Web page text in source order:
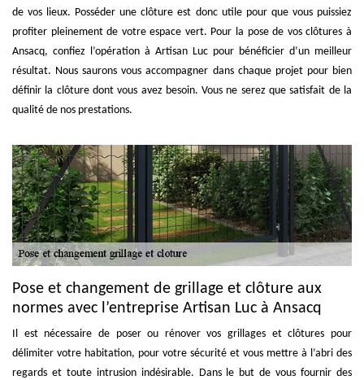
de vos lieux. Posséder une clôture est donc utile pour que vous puissiez
profiter pleinement de votre espace vert. Pour la pose de vos clôtures à
Ansacq, confiez l’opération à Artisan Luc pour bénéficier d’un meilleur
résultat. Nous saurons vous accompagner dans chaque projet pour bien
définir la clôture dont vous avez besoin. Vous ne serez que satisfait de la
qualité de nos prestations.
Pose et changement de grillage et clôture aux
normes avec l’entreprise Artisan Luc à Ansacq
Il est nécessaire de poser ou rénover vos grillages et clôtures pour
délimiter votre habitation, pour votre sécurité et vous mettre à l’abri des
regards et toute intrusion indésirable. Dans le but de vous fournir des